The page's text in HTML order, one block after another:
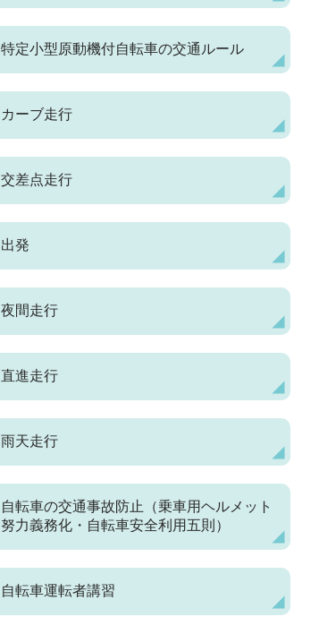
特定小型原動機付自転車の交通ルール
カーブ走行
交差点走行
出発
夜間走行
直進走行
雨天走行
自転車の交通事故防止（乗車用ヘルメット
努力義務化・自転車安全利用五則）
自転車運転者講習